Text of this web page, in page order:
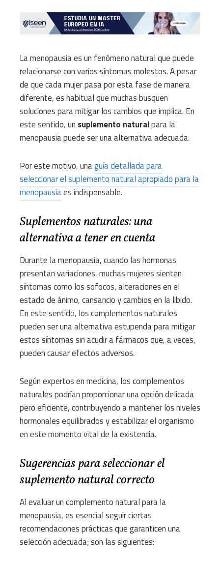
La menopausia es un fenómeno natural que puede
relacionarse con varios síntomas molestos. A pesar
de que cada mujer pasa por esta fase de manera
diferente, es habitual que muchas busquen
soluciones para mitigar los cambios que implica. En
este sentido, un suplemento naturalpara la
menopausia puede ser una alternativa adecuada.
Por este motivo, unaguía detallada para
seleccionar el suplemento natural apropiado para la
menopausiaes indispensable.
Suplementos naturales: una
alternativa a tener en cuenta
Durante la menopausia, cuando las hormonas
presentan variaciones, muchas mujeres sienten
síntomas como los sofocos, alteraciones en el
estado de ánimo, cansancio y cambios en la libido.
En este sentido, los complementos naturales
pueden ser una alternativa estupenda para mitigar
estos síntomas sin acudir a fármacos que, a veces,
pueden causar efectos adversos.
Según expertos en medicina, los complementos
naturales podrían proporcionar una opción delicada
pero eficiente, contribuyendo a mantener los niveles
hormonales equilibrados y estabilizar el organismo
en este momento vital de la existencia.
Sugerencias para seleccionar el
suplemento natural correcto
Al evaluar un complemento natural para la
menopausia, es esencial seguir ciertas
recomendaciones prácticas que garanticen una
selección adecuada; son las siguientes: